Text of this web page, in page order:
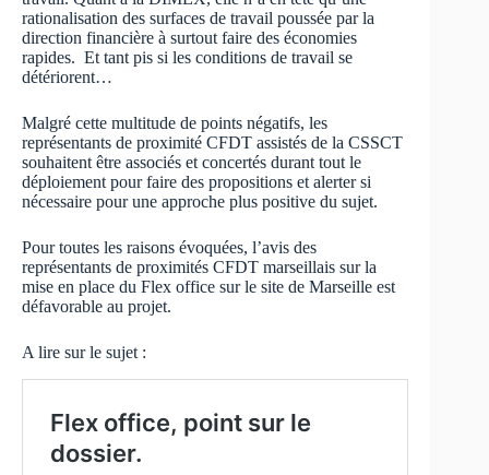
rationalisation des surfaces de travail poussée par la
direction financière à surtout faire des économies
rapides. Et tant pis si les conditions de travail se
détériorent…
Malgré cette multitude de points négatifs, les
représentants de proximité CFDT assistés de la CSSCT
souhaitent être associés et concertés durant tout le
déploiement pour faire des propositions et alerter si
nécessaire pour une approche plus positive du sujet.
Pour toutes les raisons évoquées, l’avis des
représentants de proximités CFDT marseillais sur la
mise en place du Flex office sur le site de Marseille est
défavorable au projet.
A lire sur le sujet :